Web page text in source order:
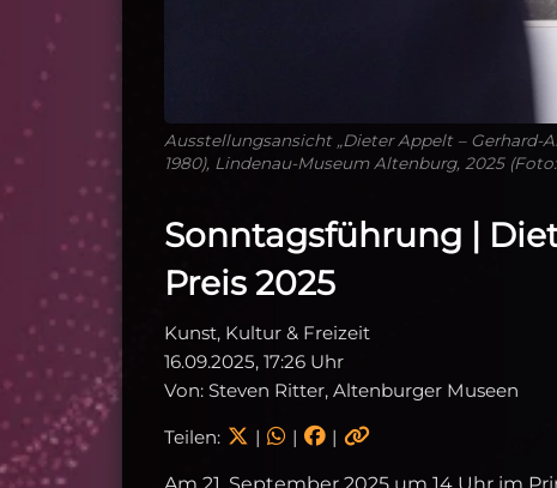
Ausstellungsansicht „Dieter Appelt – Gerhard-
1980), Lindenau-Museum Altenburg, 2025
Sonntagsführung |
Preis 2025
Kunst, Kultur & Freizeit
16.09.2025, 17:26 Uhr
Von: Steven Ritter, Altenburger Museen
Teilen: | | |